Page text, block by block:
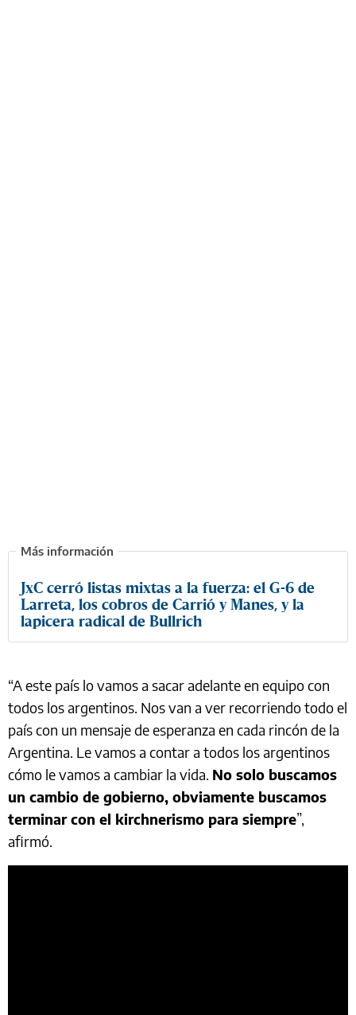
JxC cerró listas mixtas a la fuerza: el G-6 de
Larreta, los cobros de Carrió y Manes, y la
lapicera radical de Bullrich
“A este país lo vamos a sacar adelante en equipo con
todos los argentinos. Nos van a ver recorriendo todo el
país con un mensaje de esperanza en cada rincón de la
Argentina. Le vamos a contar a todos los argentinos
cómo le vamos a cambiar la vida. No solo buscamos
un cambio de gobierno, obviamente buscamos
terminar con el kirchnerismo para siempre”,
afirmó.